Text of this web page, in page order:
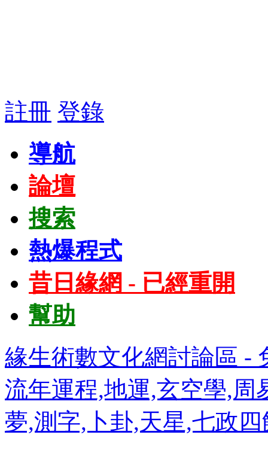
註冊 登錄
導航
論壇
搜索
熱爆程式
昔日緣網 - 已經重開
幫助
緣生術數文化網討論區 -
流年運程,地運,玄空學,周
夢,測字,卜卦,天星,七政